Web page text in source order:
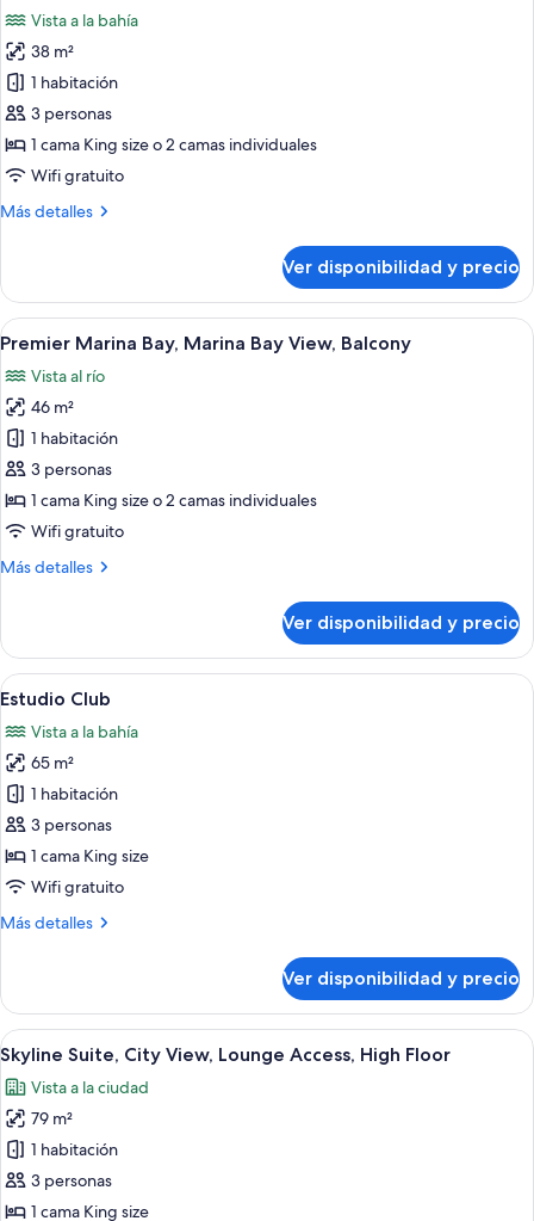
fotos
de
Pacific
Club
Room,
Marina
View,
High
Floor
Vista a la bahía
38 m²
1 habitación
3 personas
1 cama King size o 2 camas individuales
Wifi gratuito
Más detalles
Más
Club
Room,
Marina
View,
Lounge
Access,
High
Floor
Ver disponibilidad y precio
Ver
todas
las
fotos
de
Premier
Marina
Bay,
Marina
Bay
Una habitación de hotel moderna
5
Premier Marina Bay, Marina Bay View, Balcony
Vista al río
46 m²
1 habitación
3 personas
1 cama King size o 2 camas individuales
Wifi gratuito
Más detalles
Más
Marina
Bay,
Marina
View,
Balcony
Ver disponibilidad y precio
Ver
todas
las
fotos
de
Estudio
Club
Una habitación de hotel moderna
7
Estudio Club
Vista a la bahía
65 m²
1 habitación
3 personas
1 cama King size
Wifi gratuito
Más detalles
Más
Club
Ver disponibilidad y precio
Ver
todas
las
fotos
de
Skyline
Suite,
Una habitación de hotel moderna
9
Skyline Suite, City View, Lounge Access, High Floor
Vista a la ciudad
79 m²
1 habitación
3 personas
1 cama King size